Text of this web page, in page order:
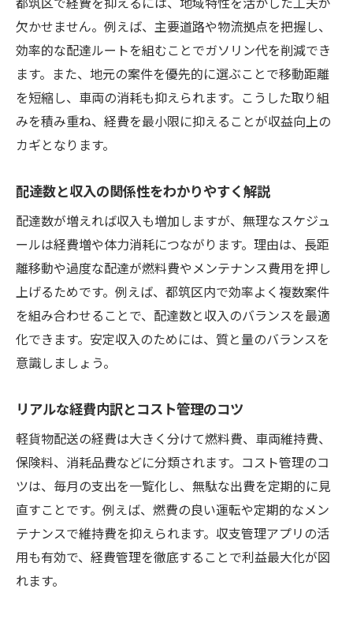
欠かせません。例えば、主要道路や物流拠点を把握し、
効率的な配達ルートを組むことでガソリン代を削減でき
ます。また、地元の案件を優先的に選ぶことで移動距離
を短縮し、車両の消耗も抑えられます。こうした取り組
みを積み重ね、経費を最小限に抑えることが収益向上の
カギとなります。
配達数と収入の関係性をわかりやすく解説
配達数が増えれば収入も増加しますが、無理なスケジュ
ールは経費増や体力消耗につながります。理由は、長距
離移動や過度な配達が燃料費やメンテナンス費用を押し
上げるためです。例えば、都筑区内で効率よく複数案件
を組み合わせることで、配達数と収入のバランスを最適
化できます。安定収入のためには、質と量のバランスを
意識しましょう。
リアルな経費内訳とコスト管理のコツ
軽貨物配送の経費は大きく分けて燃料費、車両維持費、
保険料、消耗品費などに分類されます。コスト管理のコ
ツは、毎月の支出を一覧化し、無駄な出費を定期的に見
直すことです。例えば、燃費の良い運転や定期的なメン
テナンスで維持費を抑えられます。収支管理アプリの活
用も有効で、経費管理を徹底することで利益最大化が図
れます。